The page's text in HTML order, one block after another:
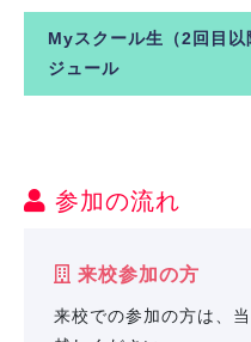
Myスクール生（2回目
ジュール
参加の流れ
来校参加の方
来校での参加の方は、